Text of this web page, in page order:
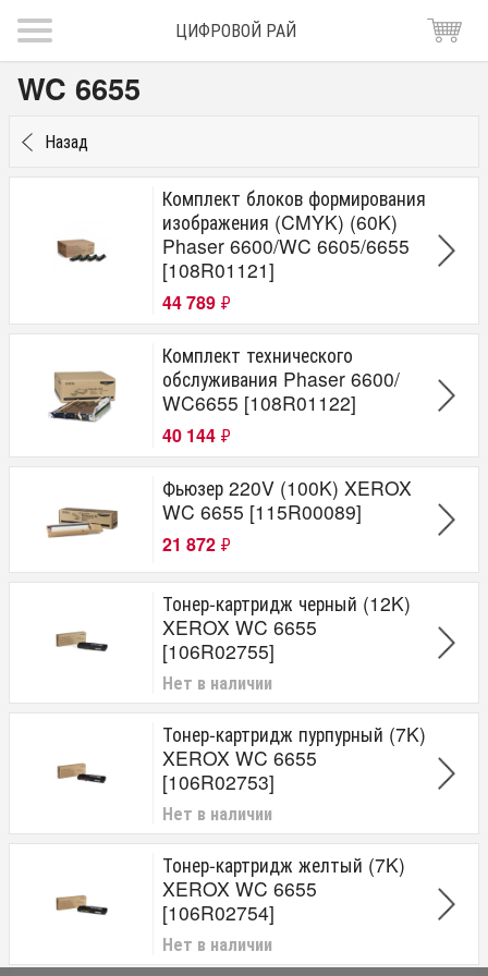
ЦИФРОВОЙ РАЙ
WC 6655
Назад
Комплект блоков формирования
изображения (CMYK) (60K)
Phaser 6600/WC 6605/6655
[108R01121]
44 789 ₽
Комплект технического
обслуживания Phaser 6600/
WC6655 [108R01122]
40 144 ₽
Фьюзер 220V (100K) XEROX
WC 6655 [115R00089]
21 872 ₽
Тонер-картридж черный (12K)
XEROX WC 6655
[106R02755]
Нет в наличии
Тонер-картридж пурпурный (7K)
XEROX WC 6655
[106R02753]
Нет в наличии
Тонер-картридж желтый (7K)
XEROX WC 6655
[106R02754]
Нет в наличии